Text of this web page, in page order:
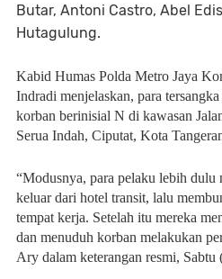
Butar, Antoni Castro, Abel
Hutagulung.
Kabid Humas Polda Metro Jaya
Indradi menjelaskan, para
korban berinisial N di kawasan
Serua Indah, Ciputat, Kota
“Modusnya, para pelaku lebih dulu
keluar dari hotel transit, lalu
tempat kerja. Setelah itu mereka
dan menuduh korban melakukan
Ary dalam keterangan resmi, Sabtu